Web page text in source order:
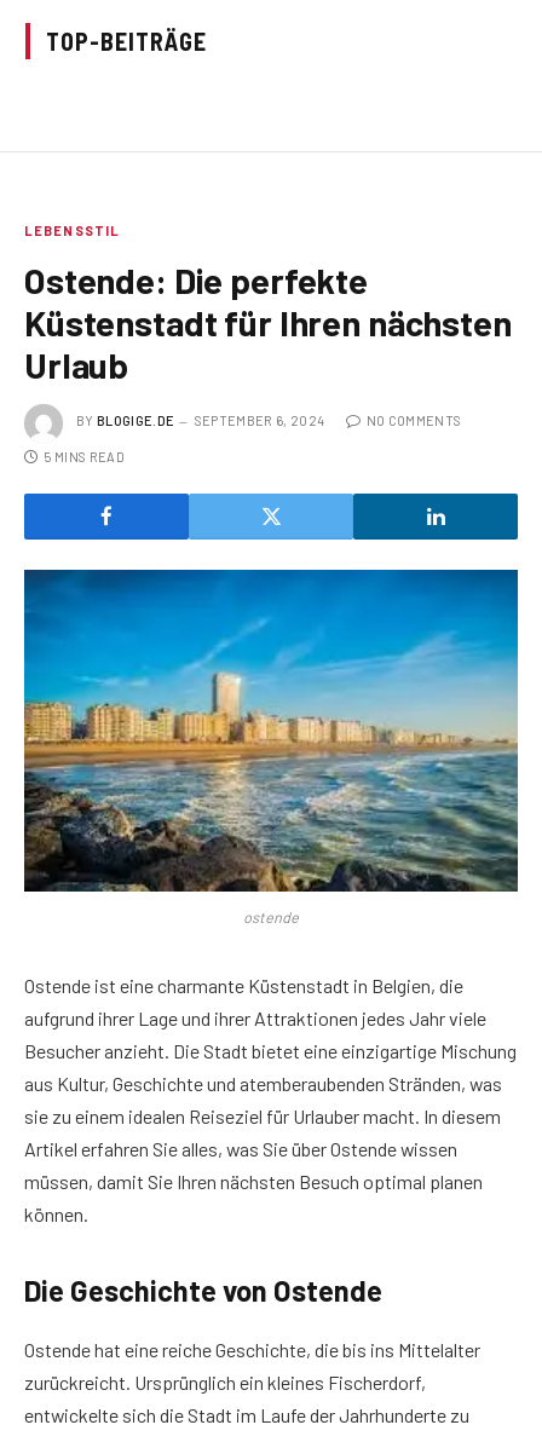
TOP-BEITRÄGE
LEBENSSTIL
Ostende: Die perfekte
Küstenstadt für Ihren nächsten
Urlaub
BY BLOGIGE.DE SEPTEMBER 6, 2024 NO COMMENTS
5 MINS READ
ostende
Ostende ist eine charmante Küstenstadt in Belgien, die
aufgrund ihrer Lage und ihrer Attraktionen jedes Jahr viele
Besucher anzieht. Die Stadt bietet eine einzigartige Mischung
aus Kultur, Geschichte und atemberaubenden Stränden, was
sie zu einem idealen Reiseziel für Urlauber macht. In diesem
Artikel erfahren Sie alles, was Sie über Ostende wissen
müssen, damit Sie Ihren nächsten Besuch optimal planen
können.
Die Geschichte von Ostende
Ostende hat eine reiche Geschichte, die bis ins Mittelalter
zurückreicht. Ursprünglich ein kleines Fischerdorf,
entwickelte sich die Stadt im Laufe der Jahrhunderte zu